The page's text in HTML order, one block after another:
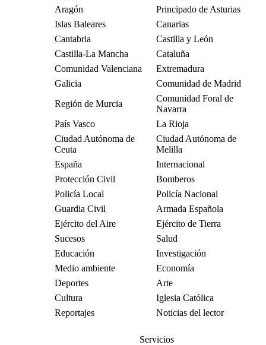
Aragón
Principado de Asturias
Islas Baleares
Canarias
Cantabria
Castilla y León
Castilla-La Mancha
Cataluña
Comunidad Valenciana
Extremadura
Galicia
Comunidad de Madrid
Región de Murcia
Comunidad Foral de
Navarra
País Vasco
La Rioja
Ciudad Autónoma de
Ceuta
Ciudad Autónoma de
Melilla
España
Internacional
Protección Civil
Bomberos
Policía Local
Policía Nacional
Guardia Civil
Armada Española
Ejército del Aire
Ejército de Tierra
Sucesos
Salud
Educación
Investigación
Medio ambiente
Economía
Deportes
Arte
Cultura
Iglesia Católica
Reportajes
Noticias del lector
Servicios